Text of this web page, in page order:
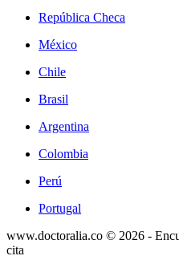
República Checa
México
Chile
Brasil
Argentina
Colombia
Perú
Portugal
www.doctoralia.co © 2026 -
cita